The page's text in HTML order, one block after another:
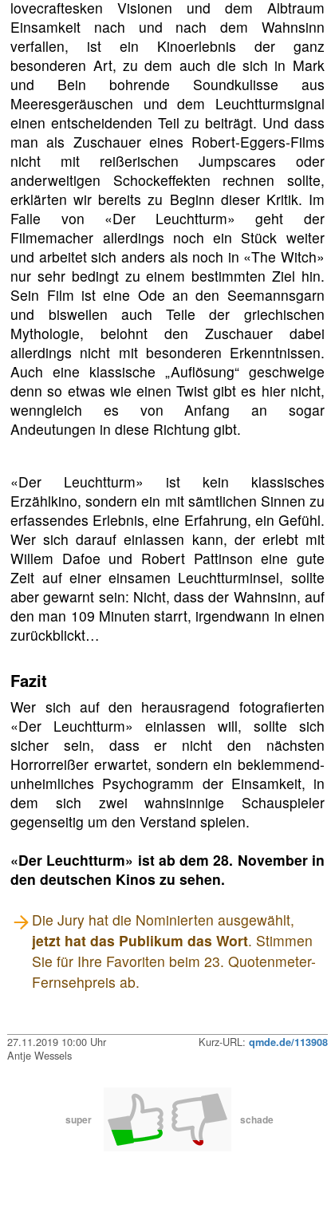
lovecraftesken Visionen und dem Albtraum
Einsamkeit nach und nach dem Wahnsinn
verfallen, ist ein Kinoerlebnis der ganz
besonderen Art, zu dem auch die sich in Mark
und Bein bohrende Soundkulisse aus
Meeresgeräuschen und dem Leuchtturmsignal
einen entscheidenden Teil zu beiträgt. Und dass
man als Zuschauer eines Robert-Eggers-Films
nicht mit reißerischen Jumpscares oder
anderweitigen Schockeffekten rechnen sollte,
erklärten wir bereits zu Beginn dieser Kritik. Im
Falle von «Der Leuchtturm» geht der
Filmemacher allerdings noch ein Stück weiter
und arbeitet sich anders als noch in «The Witch»
nur sehr bedingt zu einem bestimmten Ziel hin.
Sein Film ist eine Ode an den Seemannsgarn
und bisweilen auch Teile der griechischen
Mythologie, belohnt den Zuschauer dabei
allerdings nicht mit besonderen Erkenntnissen.
Auch eine klassische „Auflösung“ geschweige
denn so etwas wie einen Twist gibt es hier nicht,
wenngleich es von Anfang an sogar
Andeutungen in diese Richtung gibt.
«Der Leuchtturm» ist kein klassisches
Erzählkino, sondern ein mit sämtlichen Sinnen zu
erfassendes Erlebnis, eine Erfahrung, ein Gefühl.
Wer sich darauf einlassen kann, der erlebt mit
Willem Dafoe und Robert Pattinson eine gute
Zeit auf einer einsamen Leuchtturminsel, sollte
aber gewarnt sein: Nicht, dass der Wahnsinn, auf
den man 109 Minuten starrt, irgendwann in einen
zurückblickt…
Fazit
Wer sich auf den herausragend fotografierten
«Der Leuchtturm» einlassen will, sollte sich
sicher sein, dass er nicht den nächsten
Horrorreißer erwartet, sondern ein beklemmend-
unheimliches Psychogramm der Einsamkeit, in
dem sich zwei wahnsinnige Schauspieler
gegenseitig um den Verstand spielen.
«Der Leuchtturm» ist ab dem 28. November in
den deutschen Kinos zu sehen.
Die Jury hat die Nominierten ausgewählt,
jetzt hat das Publikum das Wort. Stimmen
Sie für Ihre Favoriten beim 23. Quotenmeter-
Fernsehpreis ab.
27.11.2019 10:00 Uhr Kurz-URL: qmde.de/113908
Antje Wessels
super schade